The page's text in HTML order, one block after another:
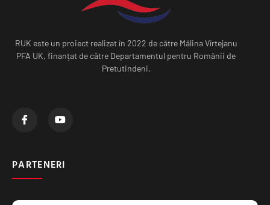
RUK este un proiect realizat în 2022 de către Mălina Vîrtejanu
PFA UK, finanțat de către Departamentul pentru Românii de
Pretutindeni.
PARTENERI